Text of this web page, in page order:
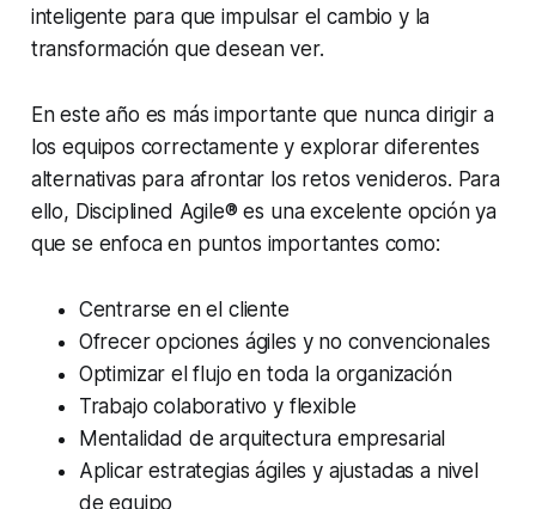
inteligente para que impulsar el cambio y la
transformación que desean ver.
En este año es más importante que nunca dirigir a
los equipos correctamente y explorar diferentes
alternativas para afrontar los retos venideros. Para
ello, Disciplined Agile® es una excelente opción ya
que se enfoca en puntos importantes como:
Centrarse en el cliente
Ofrecer opciones ágiles y no convencionales
Optimizar el flujo en toda la organización
Trabajo colaborativo y flexible
Mentalidad de arquitectura empresarial
Aplicar estrategias ágiles y ajustadas a nivel
de equipo